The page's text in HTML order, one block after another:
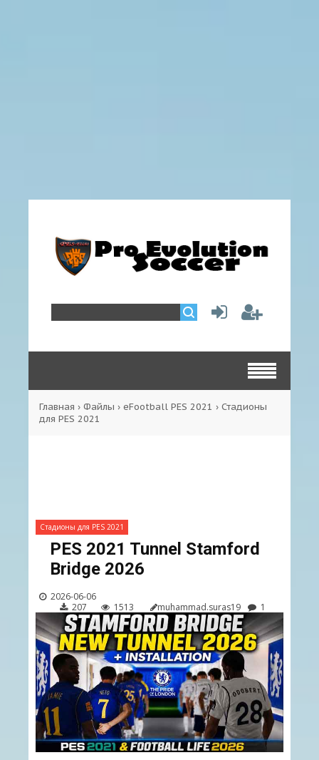
Главная › Файлы › eFootball PES 2021 › Стадионы
для PES 2021
Стадионы для PES 2021
PES 2021 Tunnel Stamford
Bridge 2026
2026-06-06
207
1513 muhammad.suras19 1